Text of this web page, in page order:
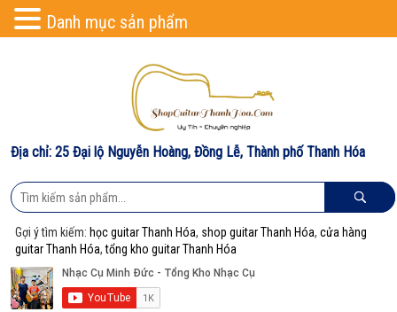
Địa chỉ: 25 Đại lộ Nguyễn Hoàng, Đồng Lễ, Thành phố Thanh Hóa
Gợi ý tìm kiếm: học guitar Thanh Hóa, shop guitar Thanh Hóa,cửa hàng
guitar Thanh Hóa,tổng kho guitar Thanh Hóa
Danh mục sản phẩm